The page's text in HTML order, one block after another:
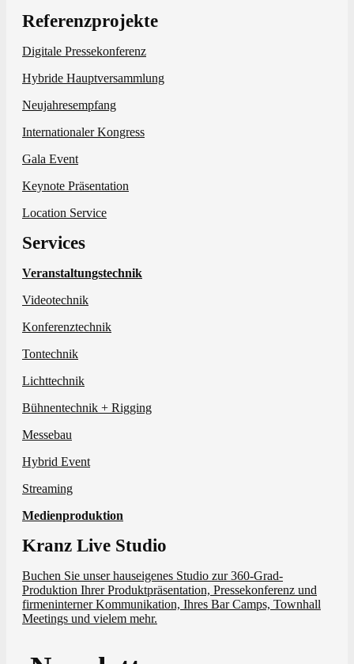
Referenzprojekte
Digitale Pressekonferenz
Hybride Hauptversammlung
Neujahresempfang
Internationaler Kongress
Gala Event
Keynote Präsentation
Location Service
Services
Veranstaltungstechnik
Videotechnik
Konferenztechnik
Tontechnik
Lichttechnik
Bühnentechnik + Rigging
Messebau
Hybrid Event
Streaming
Medienproduktion
Kranz Live Studio
Buchen Sie unser hauseigenes Studio zur 360-Grad-
Produktion Ihrer Produktpräsentation, Pressekonferenz und
firmeninterner Kommunikation, Ihres Bar Camps, Townhall
Meetings und vielem mehr.